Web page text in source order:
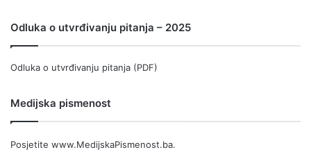
Odluka o utvrđivanju pitanja – 2025
Odluka o utvrđivanju pitanja (PDF)
Medijska pismenost
Posjetite www.MedijskaPismenost.ba.